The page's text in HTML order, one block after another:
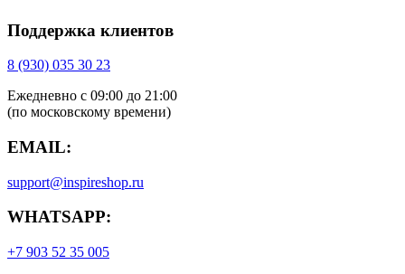
Поддержка клиентов
8 (930) 035 30 23
​Ежедневно с 09:00 до 21:00
(по московскому времени)
EMAIL:
support@inspireshop.ru
WHATSAPP:
+7 903 52 35 005